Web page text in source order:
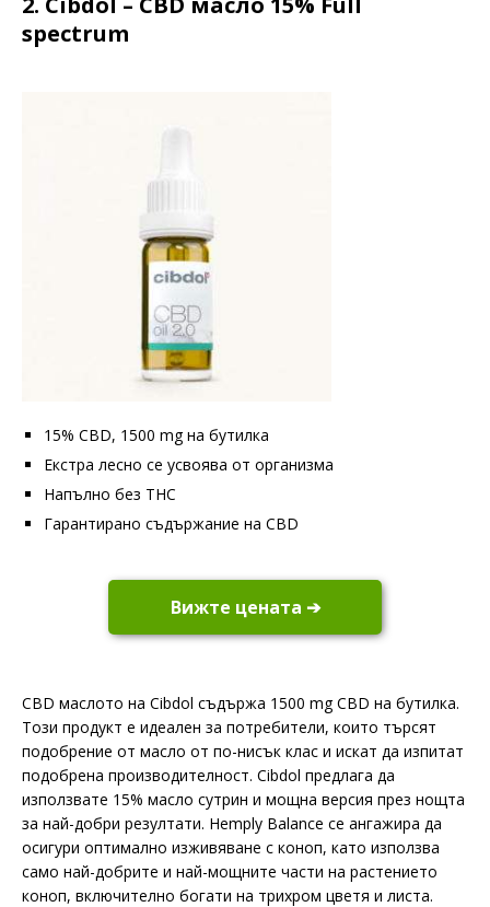
spectrum
15% CBD, 1500 mg на бутилка
Екстра лесно се усвоява от организма
Напълно без THC
Гарантирано съдържание на CBD
Вижте цената ➔
CBD маслото на Cibdol съдържа 1500 mg CBD на бутилка.
Този продукт е идеален за потребители, които търсят
подобрение от масло от по-нисък клас и искат да изпитат
подобрена производителност. Cibdol предлага да
използвате 15% масло сутрин и мощна версия през нощта
за най-добри резултати. Hemply Balance се ангажира да
осигури оптимално изживяване с коноп, като използва
само най-добрите и най-мощните части на растението
коноп, включително богати на трихром цветя и листа.